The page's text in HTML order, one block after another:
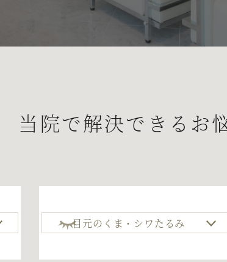
当院で解決できるお
目元のくま・シワたるみ